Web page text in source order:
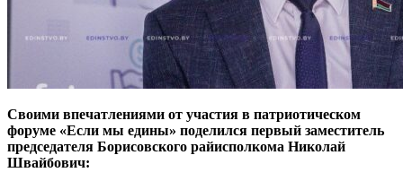
Своими впечатлениями от участия в патриотическом
форуме «Если мы едины» поделился первый заместитель
председателя Борисовского райисполкома Николай
Швайбович: